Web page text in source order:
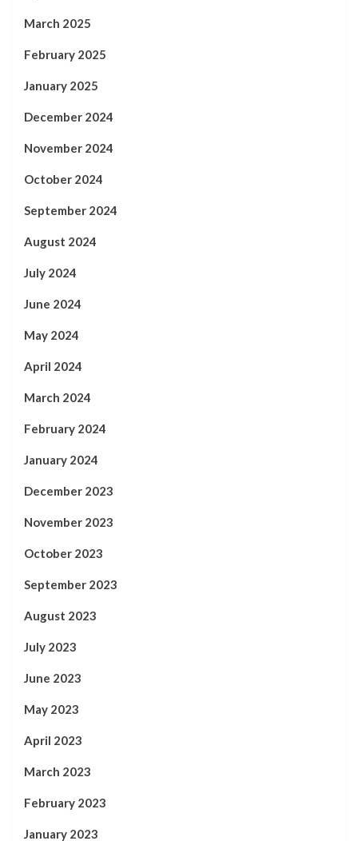
March 2025
February 2025
January 2025
December 2024
November 2024
October 2024
September 2024
August 2024
July 2024
June 2024
May 2024
April 2024
March 2024
February 2024
January 2024
December 2023
November 2023
October 2023
September 2023
August 2023
July 2023
June 2023
May 2023
April 2023
March 2023
February 2023
January 2023